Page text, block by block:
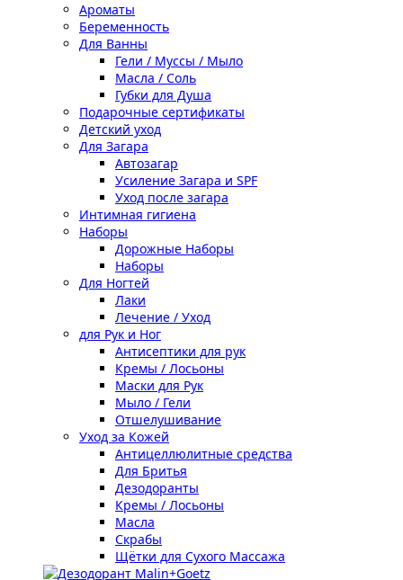
Ароматы
Беременность
Для Ванны
Гели / Муссы / Мыло
Масла / Соль
Губки для Душа
Подарочные сертификаты
Детский уход
Для Загара
Автозагар
Усиление Загара и SPF
Уход после загара
Интимная гигиена
Наборы
Дорожные Наборы
Наборы
Для Ногтей
Лаки
Лечение / Уход
для Рук и Ног
Антисептики для рук
Кремы / Лосьоны
Маски для Рук
Мыло / Гели
Отшелушивание
Уход за Кожей
Антицеллюлитные средства
Для Бритья
Дезодоранты
Кремы / Лосьоны
Масла
Скрабы
Щётки для Сухого Массажа